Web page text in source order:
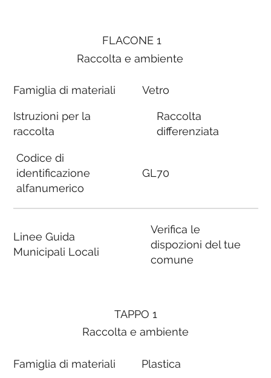
FLACONE 1
Raccolta e ambiente
Famiglia di materiali
Istruzioni per la
raccolta
Codice di
identificazione
alfanumerico
Linee Guida
Municipali Locali
Vetro
Raccolta
differenziata
GL70
Verifica le
dispozioni del tue
comune
TAPPO 1
Raccolta e ambiente
Famiglia di materiali Plastica